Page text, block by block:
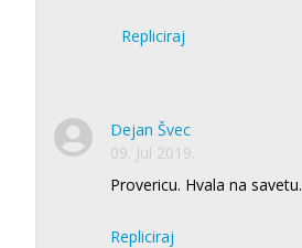
Repliciraj
Dejan Švec
09. Jul 2019.
Provericu. Hvala na savetu.
Repliciraj